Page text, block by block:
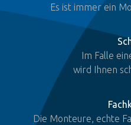
Es ist immer ein
Im Falle
wird Ihnen
Die Monteure, echte